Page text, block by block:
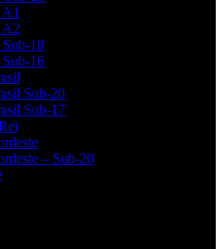
A2
18
16
Sub-20
Sub-17
– Sub-20